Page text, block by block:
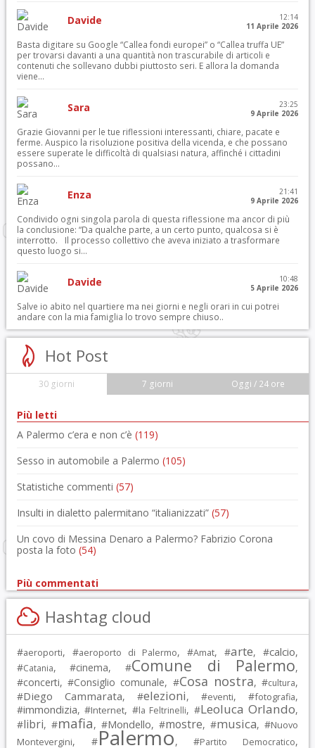
Davide
12:14
11 Aprile 2026
Basta digitare su Google “Callea fondi europei” o “Callea truffa UE”
per trovarsi davanti a una quantità non trascurabile di articoli e
contenuti che sollevano dubbi piuttosto seri. E allora la domanda
viene...
Sara
23:25
9 Aprile 2026
Grazie Giovanni per le tue riflessioni interessanti, chiare, pacate e
ferme. Auspico la risoluzione positiva della vicenda, e che possano
essere superate le difficoltà di qualsiasi natura, affinché i cittadini
possano...
Enza
21:41
9 Aprile 2026
Condivido ogni singola parola di questa riflessione ma ancor di più
la conclusione: “Da qualche parte, a un certo punto, qualcosa si è
interrotto. Il processo collettivo che aveva iniziato a trasformare
questo luogo si...
Davide
10:48
5 Aprile 2026
Salve io abito nel quartiere ma nei giorni e negli orari in cui potrei
andare con la mia famiglia lo trovo sempre chiuso..
Hot Post
30 giorni 7 giorni Oggi / 24 ore
Più letti
A Palermo c’era e non c’è (119)
Sesso in automobile a Palermo (105)
Statistiche commenti (57)
Insulti in dialetto palermitano “italianizzati” (57)
Un covo di Messina Denaro a Palermo? Fabrizio Corona
posta la foto (54)
Più commentati
Hashtag cloud
#aeroporti, #aeroporto di Palermo, #Amat, #arte, #calcio,
#Catania, #cinema, #Comune di Palermo,
#concerti, #Consiglio comunale, #Cosa nostra, #cultura,
#Diego Cammarata, #elezioni, #eventi, #fotografia,
#immondizia, #Internet, #la Feltrinelli, #Leoluca Orlando,
#libri, #mafia, #Mondello, #mostre, #musica, #Nuovo
Montevergini, #Palermo, #Partito Democratico,